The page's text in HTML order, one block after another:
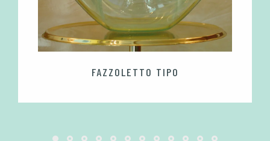
FAZZOLETTO TIPO